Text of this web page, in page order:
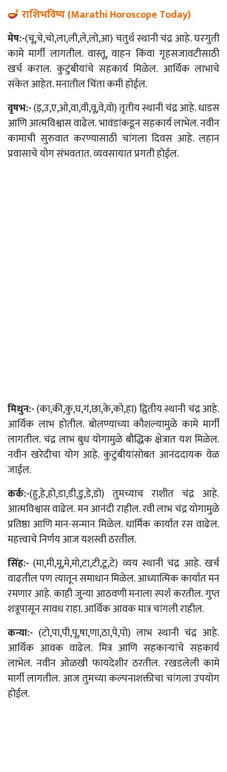
राशिभविष्य (Marathi Horoscope Today)
मेष:-(चू,चे,चो,ला,ली,ले,लो,आ) चतुर्थ स्थानी चंद्र आहे. घरगुती
कामे मार्गी लागतील. वास्तू, वाहन किंवा गृहसजावटीसाठी
खर्च कराल. कुटुंबीयांचे सहकार्य मिळेल. आर्थिक लाभाचे
संकेत आहेत. मनातील चिंता कमी होईल.
वृषभ:-(इ,उ,ए,ओ,वा,वी,वू,वे,वो) तृतीय स्थानी चंद्र आहे. धाडस
आणि आत्मविश्वास वाढेल. भावंडांकडून सहकार्य लाभेल. नवीन
कामाची सुरुवात करण्यासाठी चांगला दिवस आहे. लहान
प्रवासाचे योग संभवतात. व्यवसायात प्रगती होईल.
मिथुन:-(का,की,कु,घ,गं,छा,के,को,हा) द्वितीय स्थानी चंद्र आहे.
आर्थिक लाभ होतील. बोलण्याच्या कौशल्यामुळे कामे मार्गी
लागतील. चंद्र लाभ बुध योगामुळे बौद्धिक क्षेत्रात यश मिळेल.
नवीन खरेदीचा योग आहे. कुटुंबीयांसोबत आनंददायक वेळ
जाईल.
कर्क:-(हु,हे,हो,डा,डी,डु,डे,डो) तुमच्याच राशीत चंद्र आहे.
आत्मविश्वास वाढेल. मन आनंदी राहील. रवी लाभ चंद्र योगामुळे
प्रतिष्ठा आणि मान-सन्मान मिळेल. धार्मिक कार्यात रस वाढेल.
महत्त्वाचे निर्णय आज यशस्वी ठरतील.
सिंह:- (मा,मी,मू,मे,मो,टा,टी,टू,टे) व्यय स्थानी चंद्र आहे. खर्च
वाढतील पण त्यातून समाधान मिळेल. आध्यात्मिक कार्यात मन
रमणार आहे. काही जुन्या आठवणी मनाला स्पर्श करतील. गुप्त
शत्रूपासून सावध राहा. आर्थिक आवक मात्र चांगली राहील.
कन्या:- (टो,पा,पी,पू,षा,णा,ठा,पे,पो) लाभ स्थानी चंद्र आहे.
आर्थिक आवक वाढेल. मित्र आणि सहकाऱ्यांचे सहकार्य
लाभेल. नवीन ओळखी फायदेशीर ठरतील. रखडलेली कामे
मार्गी लागतील. आज तुमच्या कल्पनाशक्तीचा चांगला उपयोग
होईल.